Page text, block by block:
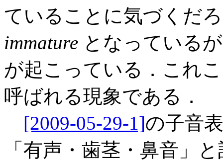
ていることに気づくだ
immature となっている
が起こっている．これ
呼ばれる現象である．
[2009-05-29-1]の子音
「有声・歯茎・鼻音」